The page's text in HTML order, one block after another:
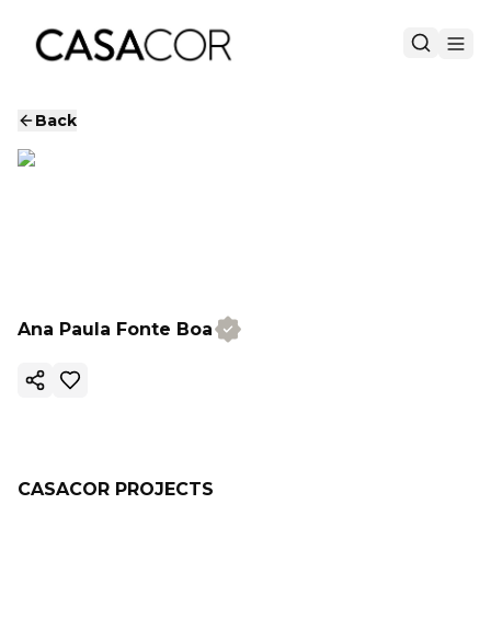
Back
Ana Paula Fonte Boa
Copy ink
CASACOR PROJECTS